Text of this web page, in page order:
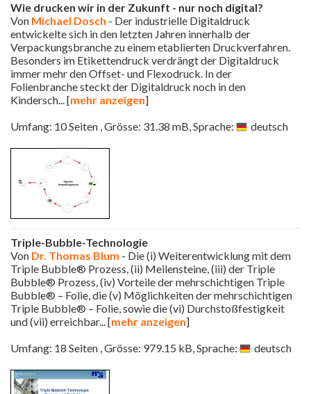
Wie drucken wir in der Zukunft - nur noch digital?
Von Michael Dosch - Der industrielle Digitaldruck
entwickelte sich in den letzten Jahren innerhalb der
Verpackungsbranche zu einem etablierten Druckverfahren.
Besonders im Etikettendruck verdrängt der Digitaldruck
immer mehr den Offset- und Flexodruck. In der
Folienbranche steckt der Digitaldruck noch in den
Kindersch... [mehr anzeigen]
Umfang: 10 Seiten , Grösse: 31.38 mB, Sprache:
deutsch
Triple-Bubble-Technologie
Von Dr. Thomas Blum - Die (i) Weiterentwicklung mit dem
Triple Bubble® Prozess, (ii) Meilensteine, (iii) der Triple
Bubble® Prozess, (iv) Vorteile der mehrschichtigen Triple
Bubble® – Folie, die (v) Möglichkeiten der mehrschichtigen
Triple Bubble® – Folie, sowie die (vi) Durchstoßfestigkeit
und (vii) erreichbar... [mehr anzeigen]
Umfang: 18 Seiten , Grösse: 979.15 kB, Sprache:
deutsch